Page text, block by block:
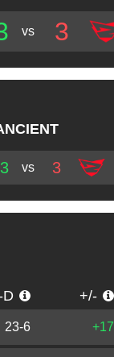
vs 3
vs 3
D +/-
23-6 +17